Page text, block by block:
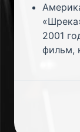
2001
фильм,